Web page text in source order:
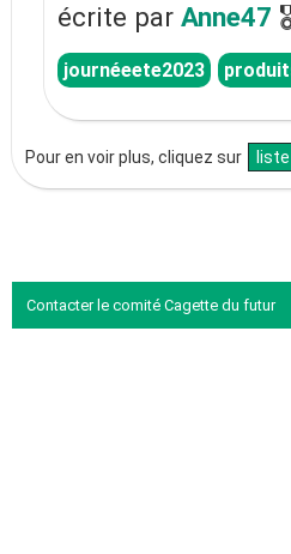
écrite parAnne47
journéeete2023
Pour en voir plus, cliquez sur
Contacter le comité Cagette du futur